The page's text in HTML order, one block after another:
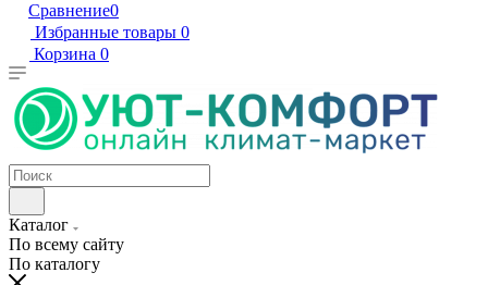
Сравнение0
Избранные товары 0
Корзина 0
Каталог
По всему сайту
По каталогу